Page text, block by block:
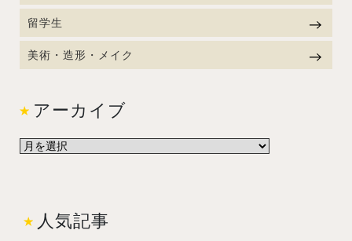
留学生
美術・造形・メイク
アーカイブ
人気記事